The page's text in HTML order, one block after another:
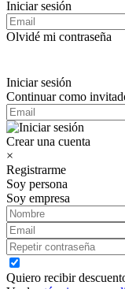
Iniciar sesión
Olvidé mi contraseña
Iniciar sesión
Continuar como
Crear una cuenta
×
Registrarme
Soy persona
Soy empresa
Quiero recibir